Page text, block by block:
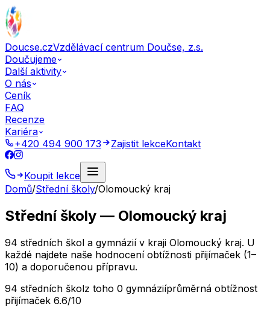
Doucse.czVzdělávací centrum Doučse, z.s.
Doučujeme
Další aktivity
O nás
Ceník
FAQ
Recenze
Kariéra
+420 494 900 173
Zajistit lekceKontakt
Koupit lekce
Domů/Střední školy/Olomoucký kraj
Střední školy — Olomoucký kraj
94 středních škol a gymnázií v kraji Olomoucký kraj. U
každé najdete naše hodnocení obtížnosti přijímaček (1–
10) a doporučenou přípravu.
94 středních školz toho 0 gymnáziíprůměrná obtížnost
přijímaček 6.6/10